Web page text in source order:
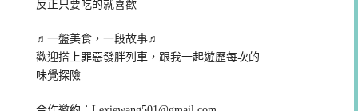
反正只要吃的就喜歡
♬一盤美食，一段故事♬
歡迎搭上罪惡發胖列車，跟我一起遊歷每次的
味覺探險